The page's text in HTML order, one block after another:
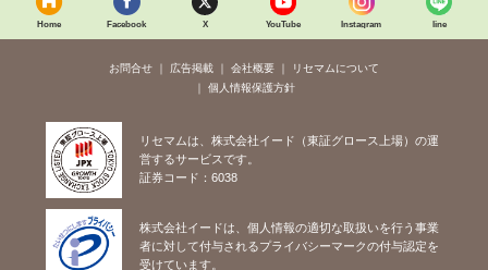
Home Facebook X YouTube Instagram line
お問合せ 広告掲載 会社概要
リセマムについて
個人情報保護方針
リセマムは、株式会社イード（東証グロース上場）の運
営するサービスです。
証券コード：6038
株式会社イードは、個人情報の適切な取扱いを行う事業
者に対して付与されるプライバシーマークの付与認定を
受けています。